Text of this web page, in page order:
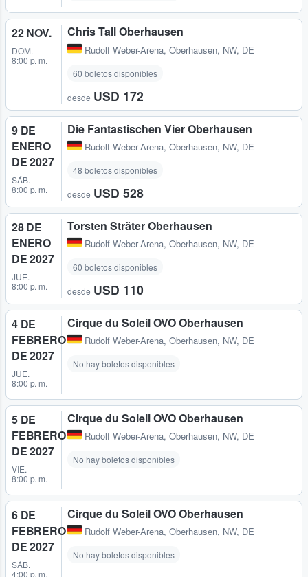
22 NOV.
DOM.
8:00 p. m.
Chris Tall Oberhausen
Rudolf Weber-Arena, Oberhausen, NW, DE
60 boletos disponibles
desde USD 172
9 DE
ENERO
DE 2027
SÁB.
8:00 p. m.
Die Fantastischen Vier Oberhausen
Rudolf Weber-Arena, Oberhausen, NW, DE
48 boletos disponibles
desde USD 528
28 DE
ENERO
DE 2027
JUE.
8:00 p. m.
Torsten Sträter Oberhausen
Rudolf Weber-Arena, Oberhausen, NW, DE
60 boletos disponibles
desde USD 110
4 DE
FEBRERO
DE 2027
JUE.
8:00 p. m.
Cirque du Soleil OVO Oberhausen
Rudolf Weber-Arena, Oberhausen, NW, DE
No hay boletos disponibles
5 DE
FEBRERO
DE 2027
VIE.
8:00 p. m.
Cirque du Soleil OVO Oberhausen
Rudolf Weber-Arena, Oberhausen, NW, DE
No hay boletos disponibles
6 DE
FEBRERO
DE 2027
SÁB.
4:00 p. m.
Cirque du Soleil OVO Oberhausen
Rudolf Weber-Arena, Oberhausen, NW, DE
No hay boletos disponibles